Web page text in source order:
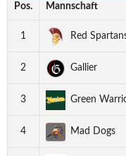
Pos. Mannschaft
1 Red
2 Gallier
3 Green
4 Mad Dogs